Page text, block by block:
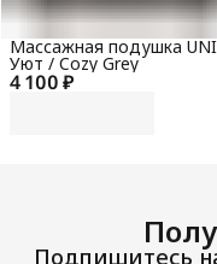
4 100 ₽
Массажная подушка
Уют / Cozy Grey
Подпишитесь